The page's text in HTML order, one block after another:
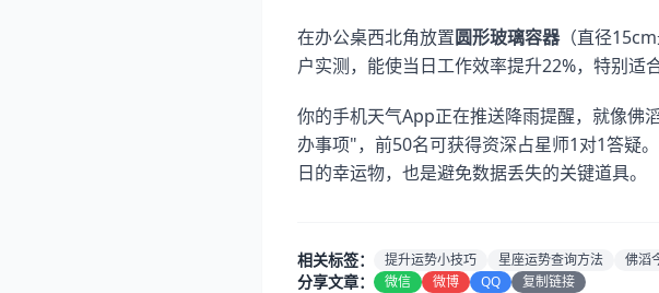
在办公桌西北角放置圆形玻璃容器（直径
户实测，能使当日工作效率提升22%，特别适
你的手机天气App正在推送降雨提醒，就像佛
办事项"，前50名可获得资深占星师1对1答
日的幸运物，也是避免数据丢失的关键道具。
相关标签： 提升运势小技巧 星座运势查询方法 佛滔
分享文章： 微信 微博 QQ 复制链接